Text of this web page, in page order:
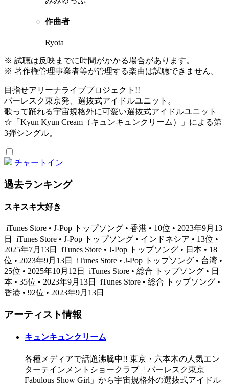
作曲者
Ryota
※ 試聴は反映までに時間がかかる場合があります。
※ 著作権管理事業者等が管理する楽曲は試聴できません。
目指せアリーナライブプロジェクト!!
バーレスク東京発、選抜式アイドルユニット。
歌って踊れる宇宙規格外に可愛い選抜式アイドルユニット
☆「Kyun Kyun Cream（キュンキュンクリーム）」による第
3弾シングル。
チャートイン
過去ランキング
スキスキ大好き
iTunes Store • J-Pop トップソング • 香港 • 10位 • 2023年9月13
日
iTunes Store • J-Pop トップソング • インドネシア • 13位 •
2025年7月13日
iTunes Store • J-Pop トップソング • 日本 • 18
位 • 2023年9月13日
iTunes Store • J-Pop トップソング • 台湾 •
25位 • 2025年10月12日
iTunes Store • 総合 トップソング • 日
本 • 35位 • 2023年9月13日
iTunes Store • 総合 トップソング •
香港 • 92位 • 2023年9月13日
アーティスト情報
キュンキュンクリーム
各種メディアで話題沸騰中!! 東京・六本木の人気エン
ターテインメントショークラブ「バーレスク東京
Fabulous Show Girl」から宇宙規格外の選抜式アイドル